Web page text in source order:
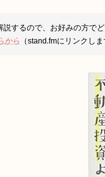
説するので、お好みの方でど
から
（stand.fmにリンクしま